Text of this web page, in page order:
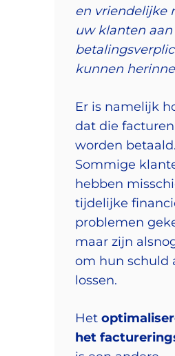
en vriendelijke
uw klanten
kunnen
Er is namelijk
dat die
worden betaald.
Sommige
hebben
tijdelijke
problemen
maar zijn
om hun schuld
lossen.
Het
het